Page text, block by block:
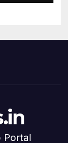
Portal